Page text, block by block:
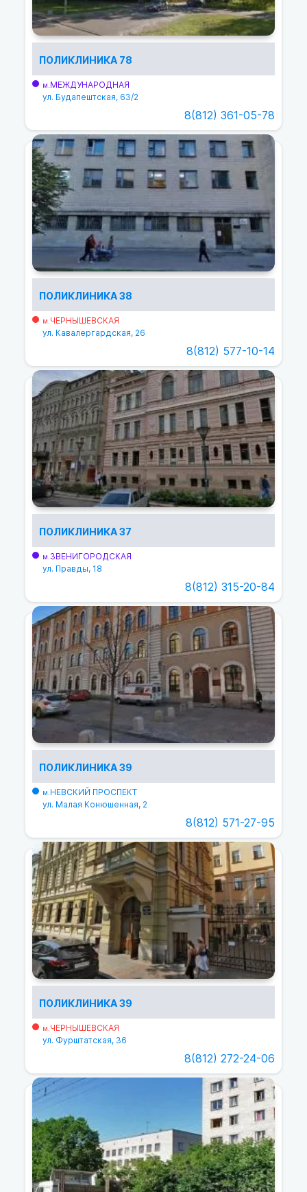
ПОЛИКЛИНИКА 78
м.МЕЖДУНАРОДНАЯ
ул. Будапештская, 63/2
8(812) 361-05-78
ПОЛИКЛИНИКА 38
м.ЧЕРНЫШЕВСКАЯ
ул. Кавалергардская, 26
8(812) 577-10-14
ПОЛИКЛИНИКА 37
м.ЗВЕНИГОРОДСКАЯ
ул. Правды, 18
8(812) 315-20-84
ПОЛИКЛИНИКА 39
м.НЕВСКИЙ ПРОСПЕКТ
ул. Малая Конюшенная, 2
8(812) 571-27-95
ПОЛИКЛИНИКА 39
м.ЧЕРНЫШЕВСКАЯ
ул. Фурштатская, 36
8(812) 272-24-06